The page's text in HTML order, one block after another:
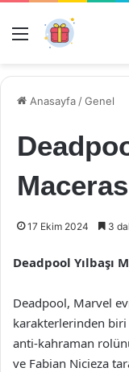
Menü
Anasayfa /Genel
17 Ekim 2024 3
Deadpool Yılbaşı
Deadpool, Marvel
karakterlerinden
anti-kahraman
ve Fabian Nicieza